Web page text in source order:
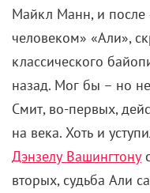
Майкл Манн, и после
человеком» «Али»,
классического
назад. Мог бы – но
Смит, во-первых,
на века. Хоть и
Дэнзелу Вашингтону
вторых, судьба Али